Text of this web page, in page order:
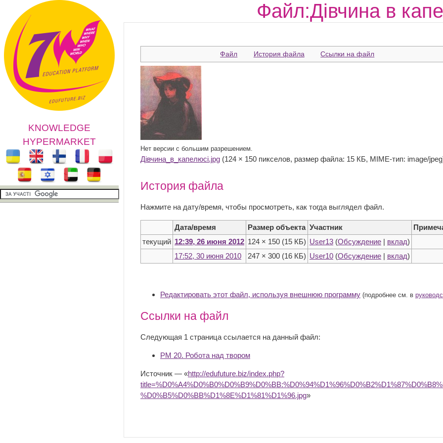
KNOWLEDGE
HYPERMARKET
Файл:Дівчина в
Файл История файла Ссылки на файл
Нет версии с большим разрешением.
Дівчина_в_капелюсі.jpg (124 × 150 пикселов, размер файла: 15 КБ, MIME-тип: image/
История файла
Нажмите на дату/время, чтобы просмотреть, как тогда выглядел файл.
Дата/время Размер объекта Участник
текущий 12:39, 26 июня 2012 124 × 150 (15 КБ) User13 (Обсуждение | вклад)
17:52, 30 июня 2010
247 × 300 (16 КБ) User10 (Обсуждение | вклад)
Редактировать этот файл, используя внешнюю программу (подробнее см. в
Ссылки на файл
Следующая 1 страница ссылается на данный файл:
РМ 20. Робота над твором
Источник — «http://edufuture.biz/index.php?
%D0%B5%D0%BB%D1%8E%D1%81%D1%96.jpg»